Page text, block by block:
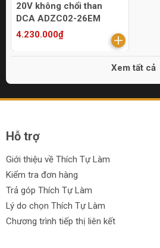
20V không chổi than
DCA ADZC02-26EM
4.230.000₫
Xem tất cả
Hỗ trợ
Giới thiệu về Thích Tự Làm
Kiểm tra đơn hàng
Trả góp Thích Tự Làm
Lý do chọn Thích Tự Làm
Chương trình tiếp thị liên kết